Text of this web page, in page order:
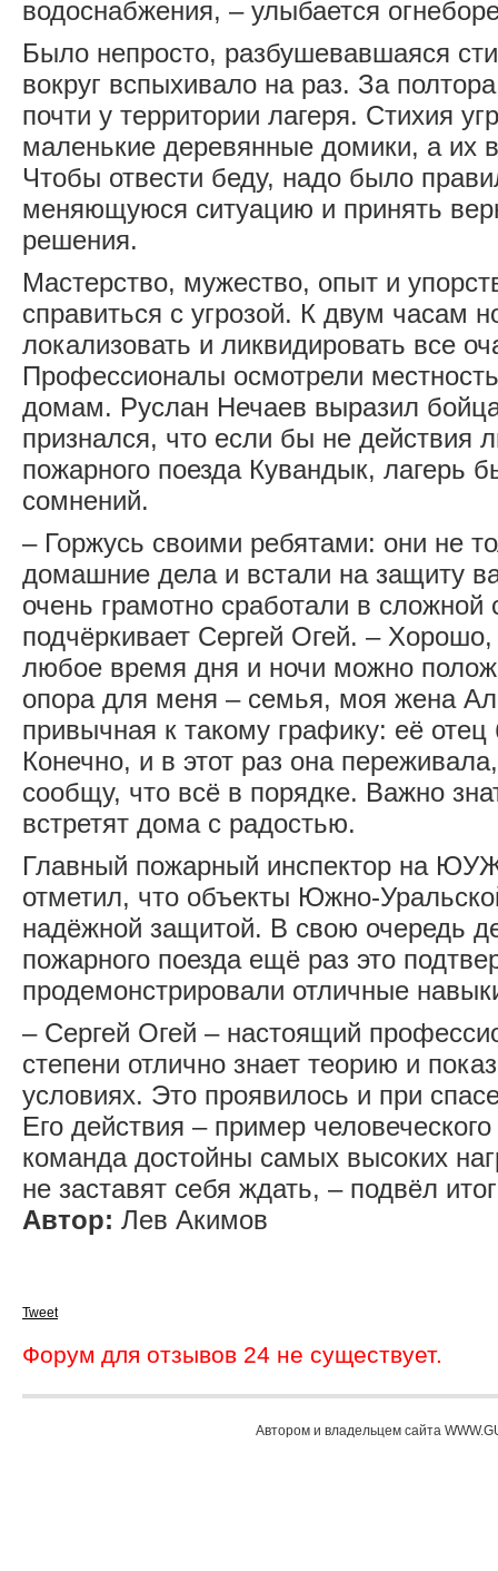
водоснабжения, – улыбается
Было непросто, разбушевавшаяся
вокруг вспыхивало на раз. За
почти у территории лагеря. Стихия
маленькие деревянные домики, а их
Чтобы отвести беду, надо было
меняющуюся ситуацию и принять
решения.
Мастерство, мужество, опыт и
справиться с угрозой. К двум часам
локализовать и ликвидировать все
Профессионалы осмотрели
домам. Руслан Нечаев выразил
признался, что если бы не действия
пожарного поезда Кувандык, лагерь
сомнений.
– Горжусь своими ребятами: они не
домашние дела и встали на защиту
очень грамотно сработали в сложной
подчёркивает Сергей Огей. – Хорошо,
любое время дня и ночи можно
опора для меня – семья, моя жена
привычная к такому графику: её
Конечно, и в этот раз она
сообщу, что всё в порядке. Важно
встретят дома с радостью.
Главный пожарный инспектор на
отметил, что объекты Южно-
надёжной защитой. В свою очередь
пожарного поезда ещё раз это
продемонстрировали отличные
– Сергей Огей – настоящий
степени отлично знает теорию и
условиях. Это проявилось и при
Его действия – пример
команда достойны самых высоких
не заставят себя ждать, – подвёл
Автор: Лев Акимов
Tweet
Форум для отзывов 24 не существует.
Автором и владельцем сайта